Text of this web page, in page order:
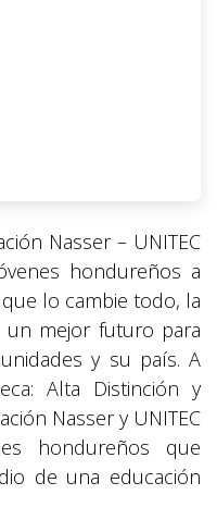
Nasser – UNITEC
hondureños a
lo cambie todo, la
un mejor futuro para
y su país. A
Alta Distinción y
Nasser y UNITEC
hondureños que
de una educación